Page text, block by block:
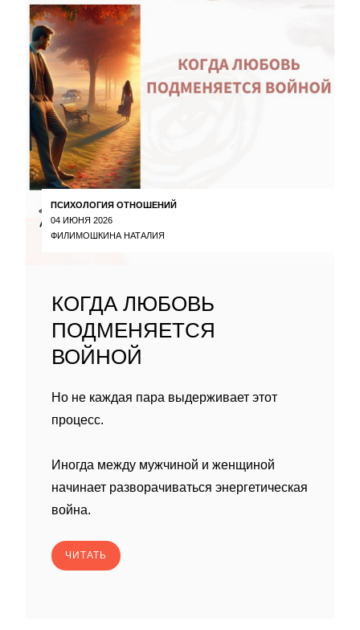
ПСИХОЛОГИЯ ОТНОШЕНИЙ
04 ИЮНЯ 2026
ФИЛИМОШКИНА НАТАЛИЯ
КОГДА ЛЮБОВЬ
ПОДМЕНЯЕТСЯ
ВОЙНОЙ
Но не каждая пара выдерживает этот
процесс.
Иногда между мужчиной и женщиной
начинает разворачиваться энергетическая
война.
ЧИТАТЬ